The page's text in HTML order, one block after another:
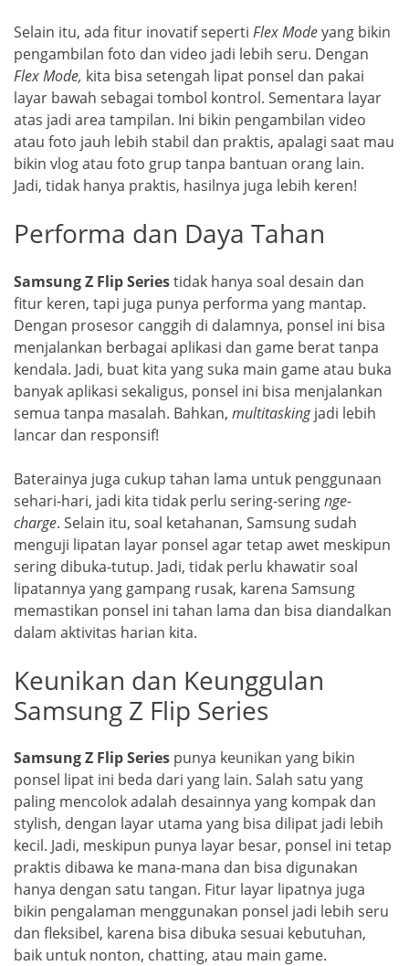
Selain itu, ada fitur inovatif seperti Flex Modeyang bikin
pengambilan foto dan video jadi lebih seru. Dengan
Flex Mode, kita bisa setengah lipat ponsel dan pakai
layar bawah sebagai tombol kontrol. Sementara layar
atas jadi area tampilan. Ini bikin pengambilan video
atau foto jauh lebih stabil dan praktis, apalagi saat mau
bikin vlog atau foto grup tanpa bantuan orang lain.
Jadi, tidak hanya praktis, hasilnya juga lebih keren!
Performa dan Daya Tahan
Samsung Z Flip Seriestidak hanya soal desain dan
fitur keren, tapi juga punya performa yang mantap.
Dengan prosesor canggih di dalamnya, ponsel ini bisa
menjalankan berbagai aplikasi dan game berat tanpa
kendala. Jadi, buat kita yang suka main game atau buka
banyak aplikasi sekaligus, ponsel ini bisa menjalankan
semua tanpa masalah. Bahkan, multitaskingjadi lebih
lancar dan responsif!
Baterainya juga cukup tahan lama untuk penggunaan
sehari-hari, jadi kita tidak perlu sering-seringnge-
charge. Selain itu, soal ketahanan, Samsung sudah
menguji lipatan layar ponsel agar tetap awet meskipun
sering dibuka-tutup. Jadi, tidak perlu khawatir soal
lipatannya yang gampang rusak, karena Samsung
memastikan ponsel ini tahan lama dan bisa diandalkan
dalam aktivitas harian kita.
Keunikan dan Keunggulan
Samsung Z Flip Series
Samsung Z Flip Series punya keunikan yang bikin
ponsel lipat ini beda dari yang lain. Salah satu yang
paling mencolok adalah desainnya yang kompak dan
stylish, dengan layar utama yang bisa dilipat jadi lebih
kecil. Jadi, meskipun punya layar besar, ponsel ini tetap
praktis dibawa ke mana-mana dan bisa digunakan
hanya dengan satu tangan. Fitur layar lipatnya juga
bikin pengalaman menggunakan ponsel jadi lebih seru
dan fleksibel, karena bisa dibuka sesuai kebutuhan,
baik untuk nonton, chatting, atau main game.